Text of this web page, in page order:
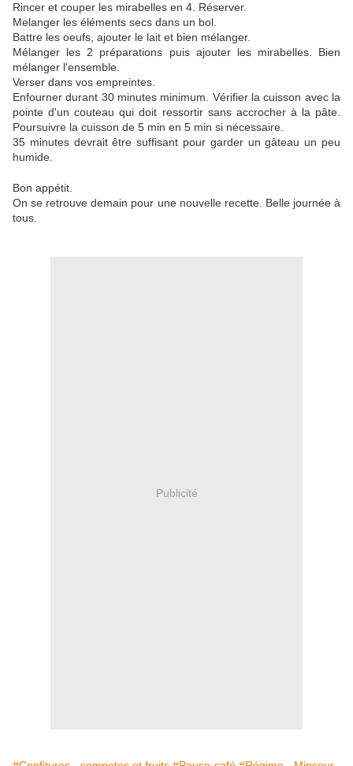
Rincer et couper les mirabelles en 4. Réserver.
Melanger les éléments secs dans un bol.
Battre les oeufs, ajouter le lait et bien mélanger.
Mélanger les 2 préparations puis ajouter les mirabelles. Bien
mélanger l'ensemble.
Verser dans vos empreintes.
Enfourner durant 30 minutes minimum. Vérifier la cuisson avec la
pointe d'un couteau qui doit ressortir sans accrocher à la pâte.
Poursuivre la cuisson de 5 min en 5 min si nécessaire.
35 minutes devrait être suffisant pour garder un gâteau un peu
humide.
Bon appétit.
On se retrouve demain pour une nouvelle recette. Belle journée à
tous.
Publicité